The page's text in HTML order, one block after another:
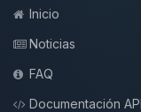
Inicio
Noticias
FAQ
Documentación API